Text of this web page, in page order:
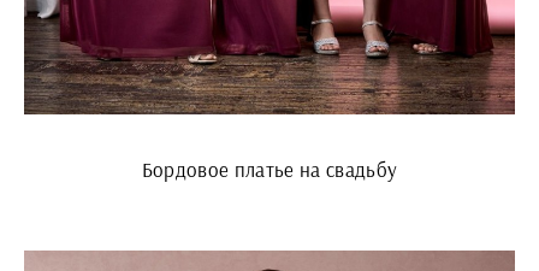
Бордовое платье на свадьбу